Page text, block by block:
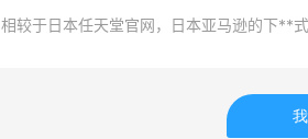
相较于日本任天堂官网，日本亚马逊的下**
Mac Duggal